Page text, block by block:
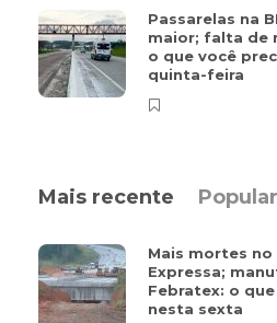
Passarelas na
maior; falta de
o que você
quinta-feira
Mais recente Popular
Mais mortes
Expressa;
Febratex: o
nesta sexta